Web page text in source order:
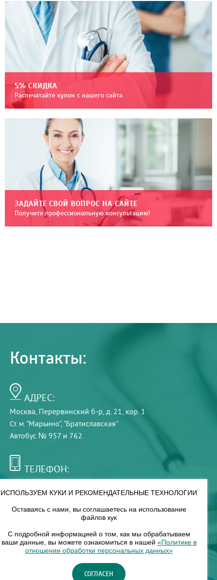
5% СКИДКА
Распечатайте купон с нашего сайта
ЗАДАЙТЕ СВОЙ ВОПРОС НА САЙТЕ
Получите профессиональную консультацию!
Контакты:
АДРЕС:
Москва, Перервинский б-р, д. 21, кор. 1
Ст. м. "Марьино", "Братиславская"
Автобус № 957 и 762.
ТЕЛЕФОН:
РЕЖИМ РАБОТЫ:
8 — 18
НАШ ФИЛИАЛ:
Москва, м. Нагорное, Нагорный б-р, д. 19, кор. 1
ИСПОЛЬЗУЕМ КУКИ И РЕКОМЕНДАТЕЛЬНЫЕ ТЕХНОЛОГИИ
Оставаясь с нами, вы соглашаетесь на использование
файлов кук
С подробной информацией о том, как мы обрабатываем
ваши данные, вы можете ознакомиться в нашей «Политике в
отношении обработки персональных данных»
СОГЛАСЕН